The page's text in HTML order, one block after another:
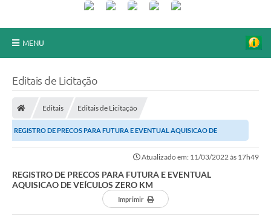
MENU
Ouvidoria
Legislação
Carta de Serviços
Serviços Online
Editais de Licitação
Editais Editais de Licitação
REGISTRO DE PRECOS PARA FUTURA E EVENTUAL AQUISICAO DE
Atualizado em: 11/03/2022 às 17h49
REGISTRO DE PRECOS PARA FUTURA E EVENTUAL
AQUISICAO DE VEÍCULOS ZERO KM
Imprimir